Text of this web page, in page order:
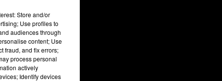
Store and/or
Use profiles to
audiences through
content; Use
fraud, and fix errors;
process personal
actively
Identify devices